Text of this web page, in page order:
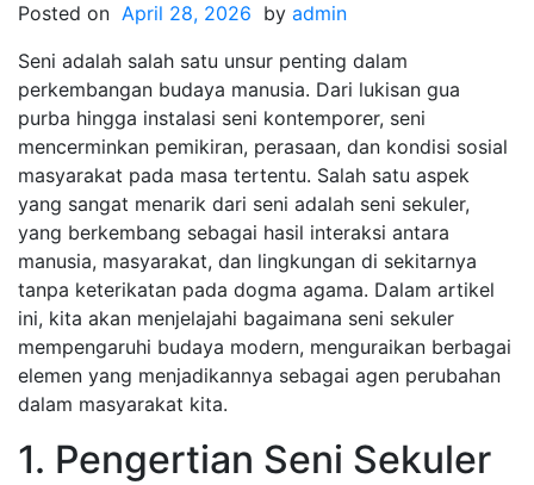
Posted on April 28, 2026 by admin
Seni adalah salah satu unsur penting dalam
perkembangan budaya manusia. Dari lukisan gua
purba hingga instalasi seni kontemporer, seni
mencerminkan pemikiran, perasaan, dan kondisi sosial
masyarakat pada masa tertentu. Salah satu aspek
yang sangat menarik dari seni adalah seni sekuler,
yang berkembang sebagai hasil interaksi antara
manusia, masyarakat, dan lingkungan di sekitarnya
tanpa keterikatan pada dogma agama. Dalam artikel
ini, kita akan menjelajahi bagaimana seni sekuler
mempengaruhi budaya modern, menguraikan berbagai
elemen yang menjadikannya sebagai agen perubahan
dalam masyarakat kita.
1. Pengertian Seni Sekuler